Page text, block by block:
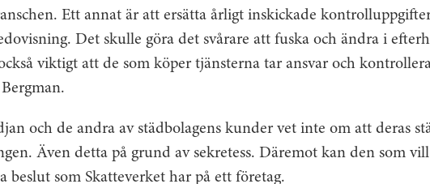
Ett annat är att ersätta årligt inskickade
Det skulle göra det svårare att fuska och ändra i
viktigt att de som köper tjänsterna tar ansvar och
och de andra av städbolagens kunder vet inte om att deras
Även detta på grund av sekretess. Däremot kan den som
beslut som Skatteverket har på ett företag.